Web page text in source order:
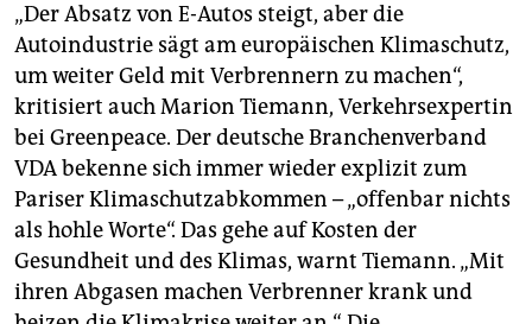
„Der Absatz von E-Autos steigt, aber die
Autoindustrie sägt am europäischen Klimaschutz,
um weiter Geld mit Verbrennern zu machen“,
kritisiert auch Marion Tiemann, Verkehrsexpertin
bei Greenpeace. Der deutsche Branchenverband
VDA bekenne sich immer wieder explizit zum
Pariser Klimaschutzabkommen – „offenbar nichts
als hohle Worte“. Das gehe auf Kosten der
Gesundheit und des Klimas, warnt Tiemann. „Mit
ihren Abgasen machen Verbrenner krank und